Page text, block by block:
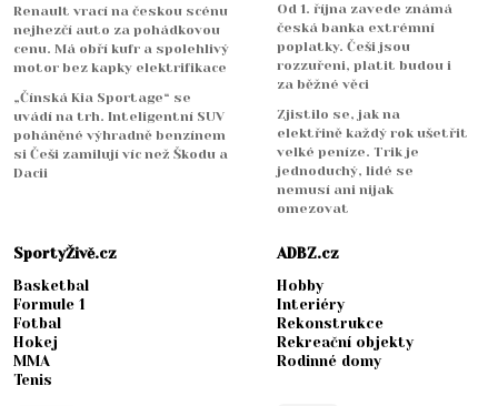
Renault vrací na českou scénu
nejhezčí auto za pohádkovou
cenu. Má obří kufr a spolehlivý
motor bez kapky elektrifikace
„Čínská Kia Sportage“ se
uvádí na trh. Inteligentní SUV
poháněné výhradně benzínem
si Češi zamilují víc než Škodu a
Dacii
Od 1. října zavede známá
česká banka extrémní
poplatky. Češi jsou
rozzuřeni, platit budou i
za běžné věci
Zjistilo se, jak na
elektřině každý rok ušetřit
velké peníze. Trik je
jednoduchý, lidé se
nemusí ani nijak
omezovat
SportyŽivě.cz
Basketbal
Formule 1
Fotbal
Hokej
MMA
Tenis
ADBZ.cz
Hobby
Interiéry
Rekonstrukce
Rekreační objekty
Rodinné domy